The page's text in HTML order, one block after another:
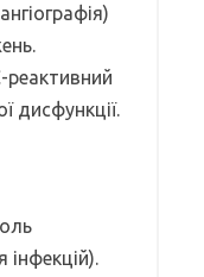
реактивний
дисфункції.
інфекцій).